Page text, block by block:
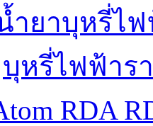
ำยาบุหรี่ไ
บุหรี่ไฟฟ้าร
RDA